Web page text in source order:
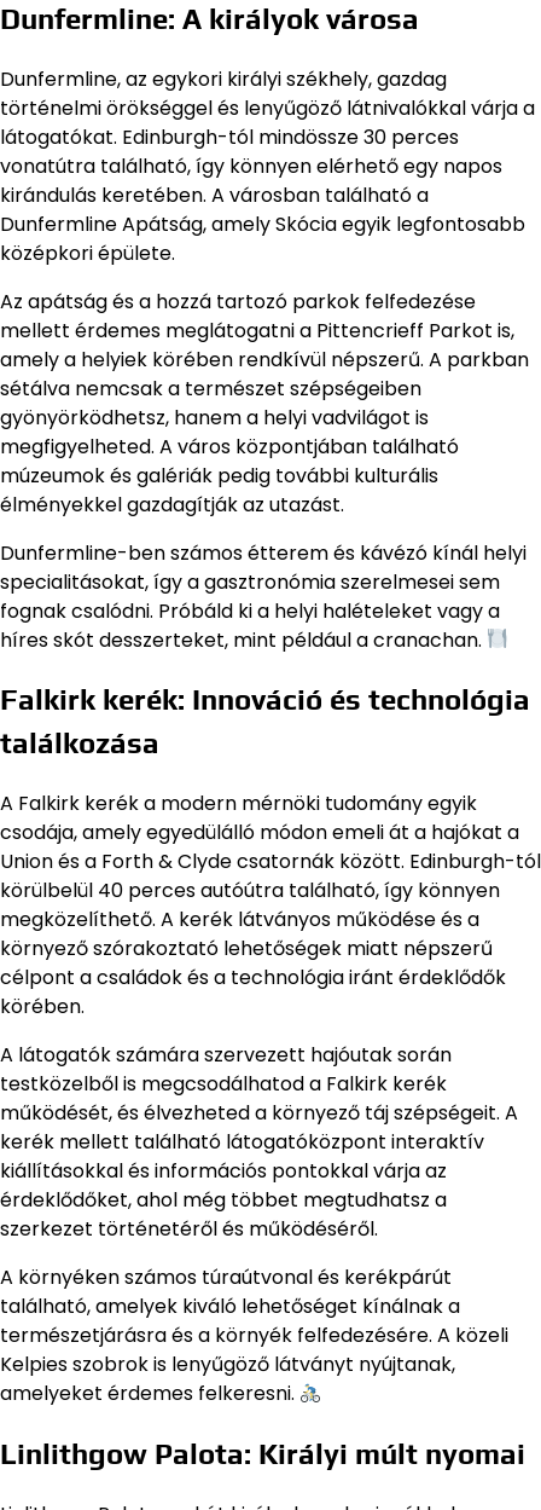
Dunfermline: A királyok városa
Dunfermline, az egykori királyi székhely, gazdag
történelmi örökséggel és lenyűgöző látnivalókkal várja a
látogatókat. Edinburgh-tól mindössze 30 perces
vonatútra található, így könnyen elérhető egy napos
kirándulás keretében. A városban található a
Dunfermline Apátság, amely Skócia egyik legfontosabb
középkori épülete.
Az apátság és a hozzá tartozó parkok felfedezése
mellett érdemes meglátogatni a Pittencrieff Parkot is,
amely a helyiek körében rendkívül népszerű. A parkban
sétálva nemcsak a természet szépségeiben
gyönyörködhetsz, hanem a helyi vadvilágot is
megfigyelheted. A város központjában található
múzeumok és galériák pedig további kulturális
élményekkel gazdagítják az utazást.
Dunfermline-ben számos étterem és kávézó kínál helyi
specialitásokat, így a gasztronómia szerelmesei sem
fognak csalódni. Próbáld ki a helyi halételeket vagy a
híres skót desszerteket, mint például a cranachan.
Falkirk kerék: Innováció és technológia
találkozása
A Falkirk kerék a modern mérnöki tudomány egyik
csodája, amely egyedülálló módon emeli át a hajókat a
Union és a Forth & Clyde csatornák között. Edinburgh-tól
körülbelül 40 perces autóútra található, így könnyen
megközelíthető. A kerék látványos működése és a
környező szórakoztató lehetőségek miatt népszerű
célpont a családok és a technológia iránt érdeklődők
körében.
A látogatók számára szervezett hajóutak során
testközelből is megcsodálhatod a Falkirk kerék
működését, és élvezheted a környező táj szépségeit. A
kerék mellett található látogatóközpont interaktív
kiállításokkal és információs pontokkal várja az
érdeklődőket, ahol még többet megtudhatsz a
szerkezet történetéről és működéséről.
A környéken számos túraútvonal és kerékpárút
található, amelyek kiváló lehetőséget kínálnak a
természetjárásra és a környék felfedezésére. A közeli
Kelpies szobrok is lenyűgöző látványt nyújtanak,
amelyeket érdemes felkeresni.
Linlithgow Palota: Királyi múlt nyomai